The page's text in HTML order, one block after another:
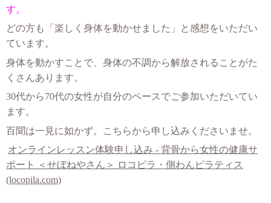
す。
どの方も「楽しく身体を動かせました」と感想をいただい
ています。
身体を動かすことで、身体の不調から解放されることがた
くさんあります。
30代から70代の女性が自分のペースでご参加いただいてい
ます。
百聞は一見に如かず。こちらから申し込みくださいませ。
オンラインレッスン体験申し込み - 背骨から女性の健康サ
ポート ＜せぼねやさん＞ ロコピラ・側わんピラティス
(locopila.com)